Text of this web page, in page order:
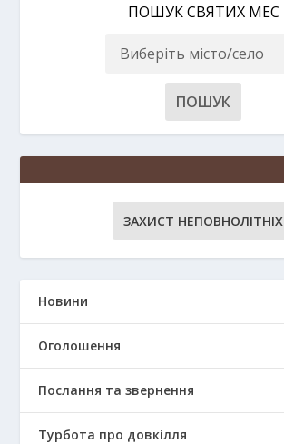
ПОШУК СВЯТИХ МЕС
ЗАХИСТ НЕПОВНОЛІТНІХ
Новини
Оголошення
Послання та звернення
Турбота про довкілля